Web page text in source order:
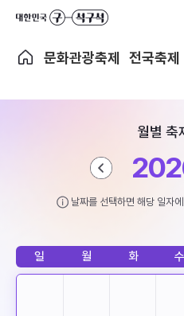
문화관광축제 전국축제
월별 축
날짜를 선택하면 해당 일자
일 월 화 수